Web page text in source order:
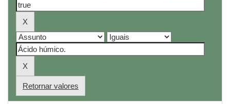
Retornar valores